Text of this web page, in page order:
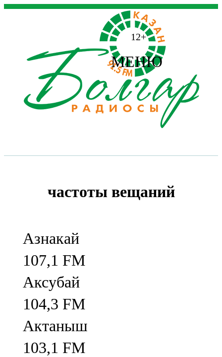
12+
МЕНЮ
частоты вещаний
Азнакай
107,1 FM
Аксубай
104,3 FM
Актаныш
103,1 FM